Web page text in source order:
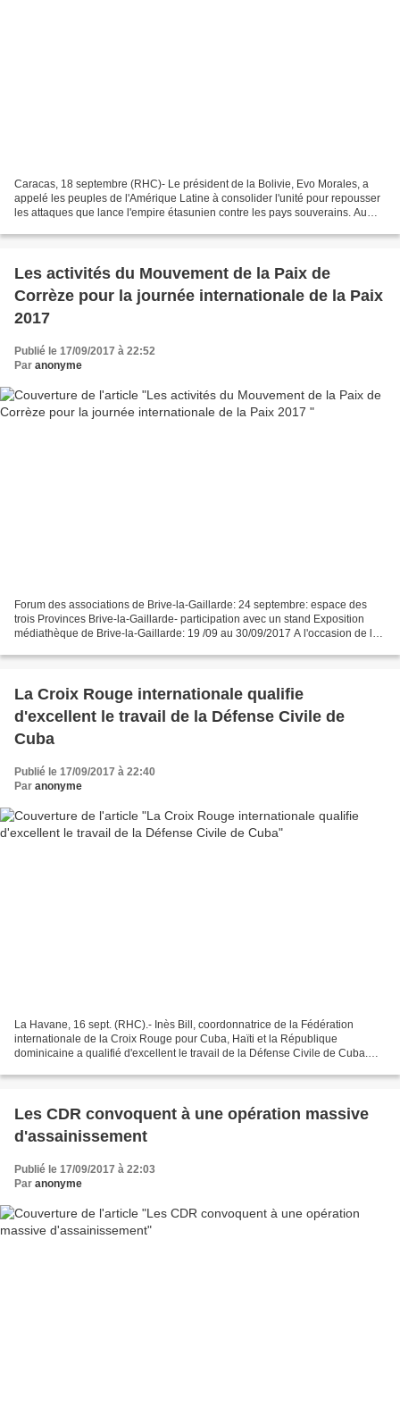
Caracas, 18 septembre (RHC)- Le président de la Bolivie, Evo Morales, a
appelé les peuples de l'Amérique Latine à consolider l'unité pour repousser
les attaques que lance l'empire étasunien contre les pays souverains. Au
Les activités du Mouvement de la Paix de
Corrèze pour la journée internationale de la Paix
2017
Publié le 17/09/2017 à 22:52
Par anonyme
Forum des associations de Brive-la-Gaillarde: 24 septembre: espace des
trois Provinces Brive-la-Gaillarde- participation avec un stand Exposition
médiathèque de Brive-la-Gaillarde: 19 /09 au 30/09/2017 A l'occasion de la
La Croix Rouge internationale qualifie
d'excellent le travail de la Défense Civile de
Cuba
Publié le 17/09/2017 à 22:40
Par anonyme
La Havane, 16 sept. (RHC).- Inès Bill, coordonnatrice de la Fédération
internationale de la Croix Rouge pour Cuba, Haïti et la République
dominicaine a qualifié d'excellent le travail de la Défense Civile de Cuba.
Les CDR convoquent à une opération massive
d'assainissement
Publié le 17/09/2017 à 22:03
Par anonyme